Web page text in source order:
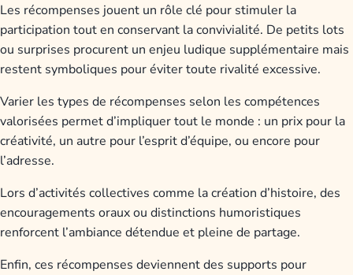
Les récompenses jouent un rôle clé pour stimuler la
participation tout en conservant la convivialité. De petits lots
ou surprises procurent un enjeu ludique supplémentaire mais
restent symboliques pour éviter toute rivalité excessive.
Varier les types de récompenses selon les compétences
valorisées permet d’impliquer tout le monde : un prix pour la
créativité, un autre pour l’esprit d’équipe, ou encore pour
l’adresse.
Lors d’activités collectives comme la création d’histoire, des
encouragements oraux ou distinctions humoristiques
renforcent l’ambiance détendue et pleine de partage.
Enfin, ces récompenses deviennent des supports pour